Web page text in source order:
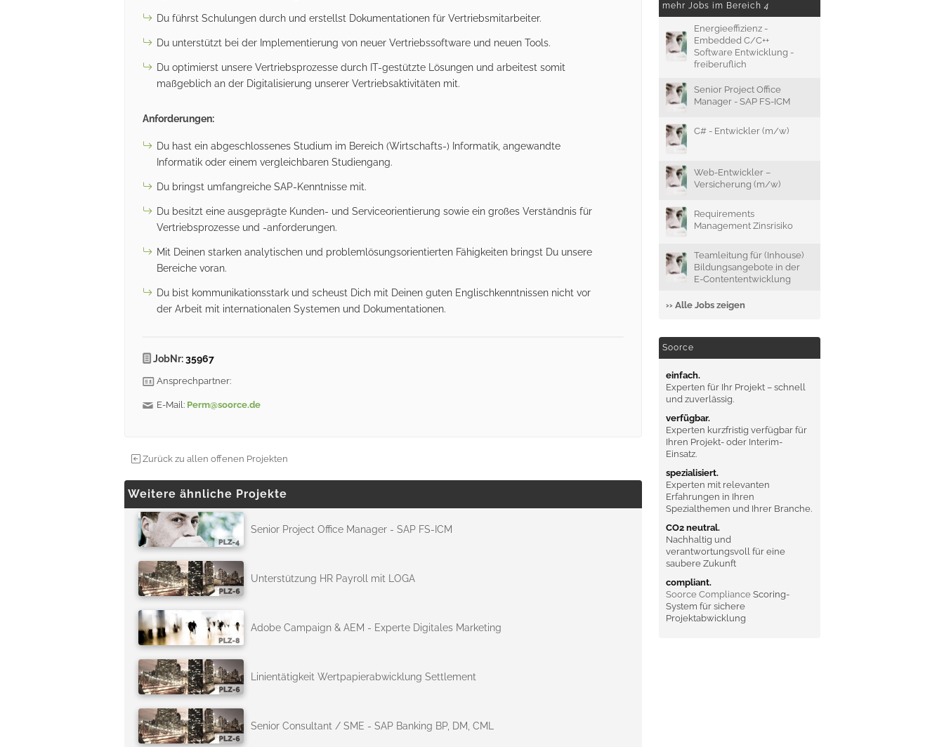
Du führst Schulungen durch und erstellst Dokumentationen für Vertriebsmitarbeiter.
Du unterstützt bei der Implementierung von neuer Vertriebssoftware und neuen Tools.
Du optimierst unsere Vertriebsprozesse durch IT-gestützte Lösungen und arbeitest somit
maßgeblich an der Digitalisierung unserer Vertriebsaktivitäten mit.
Anforderungen:
Du hast ein abgeschlossenes Studium im Bereich (Wirtschafts-) Informatik, angewandte
Informatik oder einem vergleichbaren Studiengang.
Du bringst umfangreiche SAP-Kenntnisse mit.
Du besitzt eine ausgeprägte Kunden- und Serviceorientierung sowie ein großes Verständnis für
Vertriebsprozesse und -anforderungen.
Mit Deinen starken analytischen und problemlösungsorientierten Fähigkeiten bringst Du unsere
Bereiche voran.
Du bist kommunikationsstark und scheust Dich mit Deinen guten Englischkenntnissen nicht vor
der Arbeit mit internationalen Systemen und Dokumentationen.
JobNr:35967
Ansprechpartner:
E-Mail: Perm@soorce.de
Zurück zu allen offenen Projekten
Weitere ähnliche Projekte
Senior Project Office Manager - SAP FS-ICM
Unterstützung HR Payroll mit LOGA
Adobe Campaign & AEM - Experte Digitales Marketing
Linientätigkeit Wertpapierabwicklung Settlement
Senior Consultant / SME - SAP Banking BP, DM, CML
mehr Jobs im Bereich4
Energieeffizienz -
Embedded C/C++
Software Entwicklung -
freiberuflich
Senior Project Office
Manager - SAP FS-ICM
C# - Entwickler (m/w)
Web-Entwickler –
Versicherung (m/w)
Requirements
Management Zinsrisiko
Teamleitung für (Inhouse)
Bildungsangebote in der
E-Contententwicklung
›› Alle Jobs zeigen
Soorce
einfach.
Experten für Ihr Projekt – schnell
und zuverlässig.
verfügbar.
Experten kurzfristig verfügbar für
Ihren Projekt- oder Interim-
Einsatz.
spezialisiert.
Experten mit relevanten
Erfahrungen in Ihren
Spezialthemen und Ihrer Branche.
CO2 neutral.
Nachhaltig und
verantwortungsvoll für eine
saubere Zukunft
compliant.
Soorce ComplianceScoring-
System für sichere
Projektabwicklung